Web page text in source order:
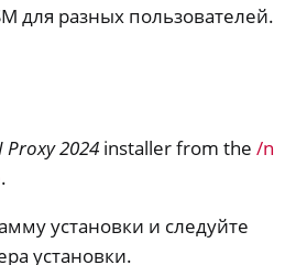
для разных пользователей.
Proxy 2024 installer from the /n
.
установки и следуйте
установки.